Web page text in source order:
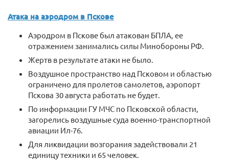
Атака на аэродром в Пскове
Аэродром в Пскове был атакован БПЛА, ее
отражением занимались силы Минобороны РФ.
Жертв в результате атаки не было.
Воздушное пространство над Псковом и областью
ограничено для пролетов самолетов, аэропорт
Пскова 30 августа работать не будет.
По информации ГУ МЧС по Псковской области,
загорелись воздушные суда военно-транспортной
авиации Ил-76.
Для ликвидации возгорания задействовали 21
единицу техники и 65 человек.